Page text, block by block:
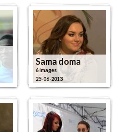
Sama doma
6 images
25-06-2013